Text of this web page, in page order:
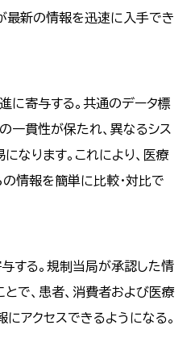
最新の情報を迅速に入手でき
に寄与する。共通のデータ標
一貫性が保たれ、異なるシス
なります。これにより、医療
情報を簡単に比較・対比で
する。規制当局が承認した情
で、患者、消費者および医療
アクセスできるようになる。